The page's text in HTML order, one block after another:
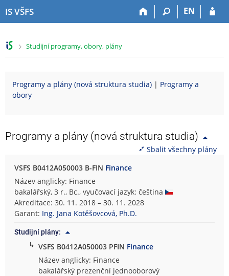
IS VŠFS EN
>
Studijní programy, obory, plány
Programy a plány (nová struktura studia) | Programy a
obory
Programy a plány (nová struktura studia)
Sbalit všechny plány
VSFS B0412A050003 B-FIN Finance
Název anglicky: Finance
bakalářský, 3 r., Bc., vyučovací jazyk: čeština
Akreditace: 30. 11. 2018 – 30. 11. 2028
Garant: Ing. Jana Kotěšovcová, Ph.D.
Studijní plány:
↳ VSFS B0412A050003 PFIN Finance
Název anglicky: Finance
bakalářský prezenční jednooborový